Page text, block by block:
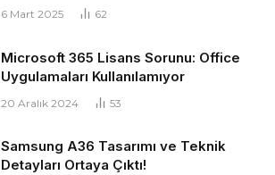
6 Mart 2025 62
Microsoft 365 Lisans Sorunu: Office
Uygulamaları Kullanılamıyor
20 Aralık 2024 53
Samsung A36 Tasarımı ve Teknik
Detayları Ortaya Çıktı!